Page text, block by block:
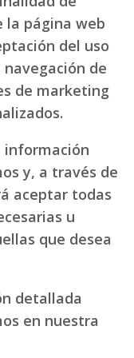
página web
del uso
de
de marketing
información
y, a través de
aceptar todas
u
que desea
detallada
en nuestra